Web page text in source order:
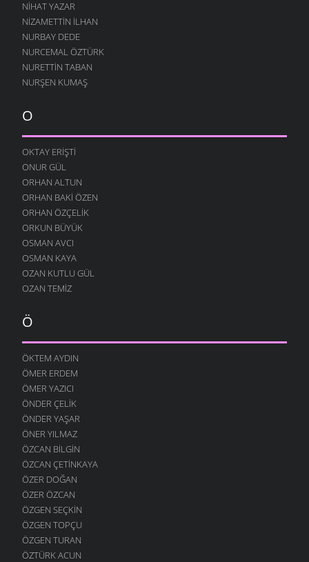
10 AĞUSTOS 2004
GEÇMIŞ ZAMAN OLURKI
10 AĞUSTOS 2004
YAĞMURLU ŞIIR
10 AĞUSTOS 2004
10 AĞUSTOS 2004
YENIDEN
10 AĞUSTOS 2004
DILFEZ
24 TEMMUZ 2004
NIHAT YAZAR
NIZAMETTIN İLHAN
NURBAY DEDE
NURCEMAL ÖZTÜRK
NURETTIN TABAN
NURŞEN KUMAŞ
O
OKTAY ERIŞTI
ONUR GÜL
ORHAN ALTUN
ORHAN BAKI ÖZEN
ORHAN ÖZÇELIK
ORKUN BÜYÜK
OSMAN AVCI
OSMAN KAYA
OZAN KUTLU GÜL
OZAN TEMIZ
Ö
ÖKTEM AYDIN
ÖMER ERDEM
ÖMER YAZICI
ÖNDER ÇELIK
ÖNDER YAŞAR
ÖNER YILMAZ
ÖZCAN BILGIN
ÖZCAN ÇETINKAYA
ÖZER DOĞAN
ÖZER ÖZCAN
ÖZGEN SEÇKIN
ÖZGEN TOPÇU
ÖZGEN TURAN
ÖZTÜRK ACUN